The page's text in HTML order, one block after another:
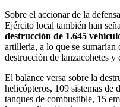
Sobre el accionar de la
Ejército local también han
destrucción de 1.645
artillería, a lo que se sumarían
destrucción de lanzacohetes y
El balance versa sobre la
helicópteros, 109 sistemas de
tanques de combustible, 15